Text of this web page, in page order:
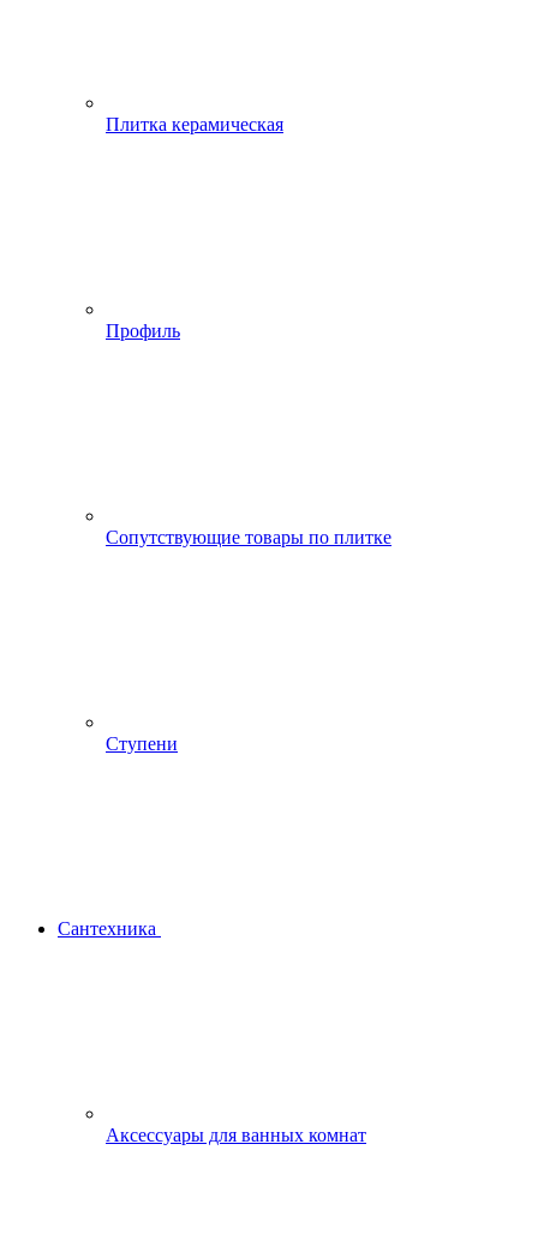
Плитка керамическая
Профиль
Сопутствующие товары по плитке
Ступени
Сантехника
Аксессуары для ванных комнат